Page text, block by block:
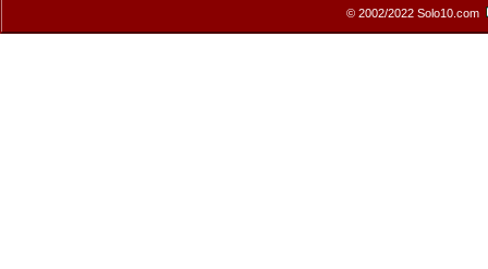
© 2002/2022 Solo10.com